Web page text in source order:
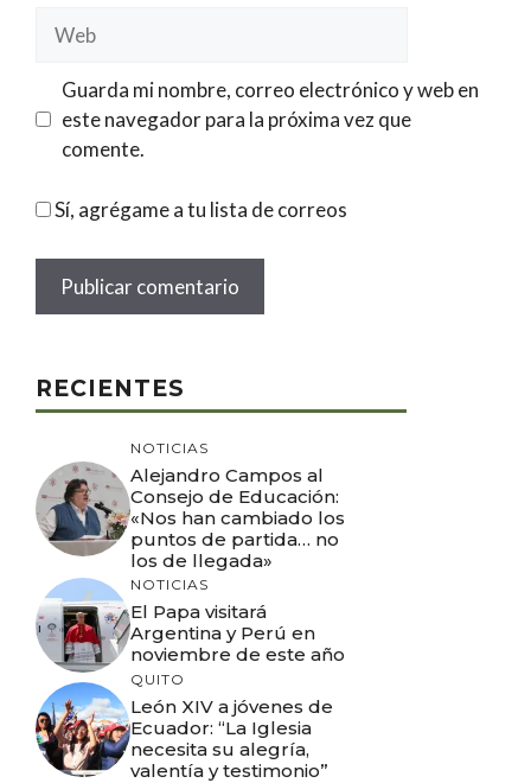
Guarda mi nombre, correo electrónico y web en
este navegador para la próxima vez que
comente.
Sí, agrégame a tu lista de correos
RECIENTES
NOTICIAS
Alejandro Campos al
Consejo de Educación:
«Nos han cambiado los
puntos de partida… no
los de llegada»
NOTICIAS
El Papa visitará
Argentina y Perú en
noviembre de este año
QUITO
León XIV a jóvenes de
Ecuador: “La Iglesia
necesita su alegría,
valentía y testimonio”